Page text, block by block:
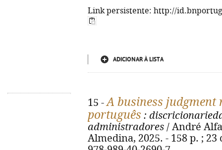
Link persistente: http://
ADICIONAR À LISTA
15 -A business
português :
administradores / André
Almedina, 2025. - 158 p. ;